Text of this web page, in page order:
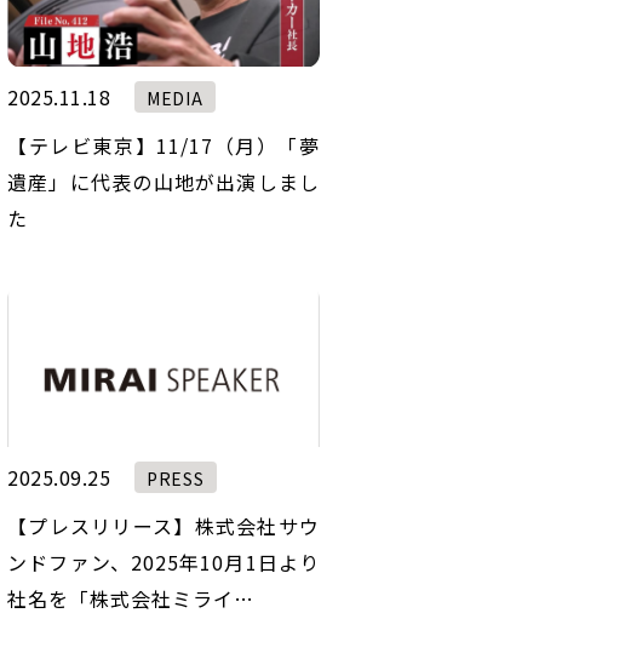
2025.11.18 MEDIA
【テレビ東京】11/17（月）「夢
遺産」に代表の山地が出演しまし
た
2025.09.25 PRESS
【プレスリリース】株式会社サウ
ンドファン、2025年10月1日より
社名を「株式会社ミライ…